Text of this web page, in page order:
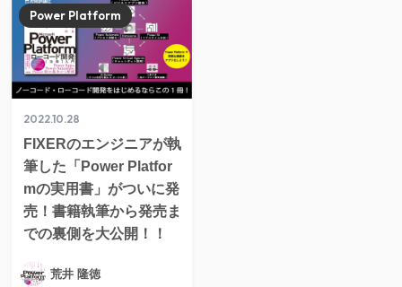
2022.10.28
FIXERのエンジニアが執
筆した「Power Platfor
mの実用書」がついに発
売！書籍執筆から発売ま
での裏側を大公開！！
Power Platform
荒井 隆徳